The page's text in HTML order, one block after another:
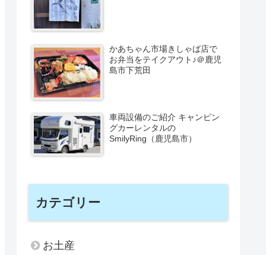
かあちゃん市場きしゃば店で
お弁当をテイクアウト♪＠鹿児
島市下荒田
車両設備のご紹介 キャンピン
グカーレンタルの
SmilyRing（鹿児島市）
カテゴリー
お土産